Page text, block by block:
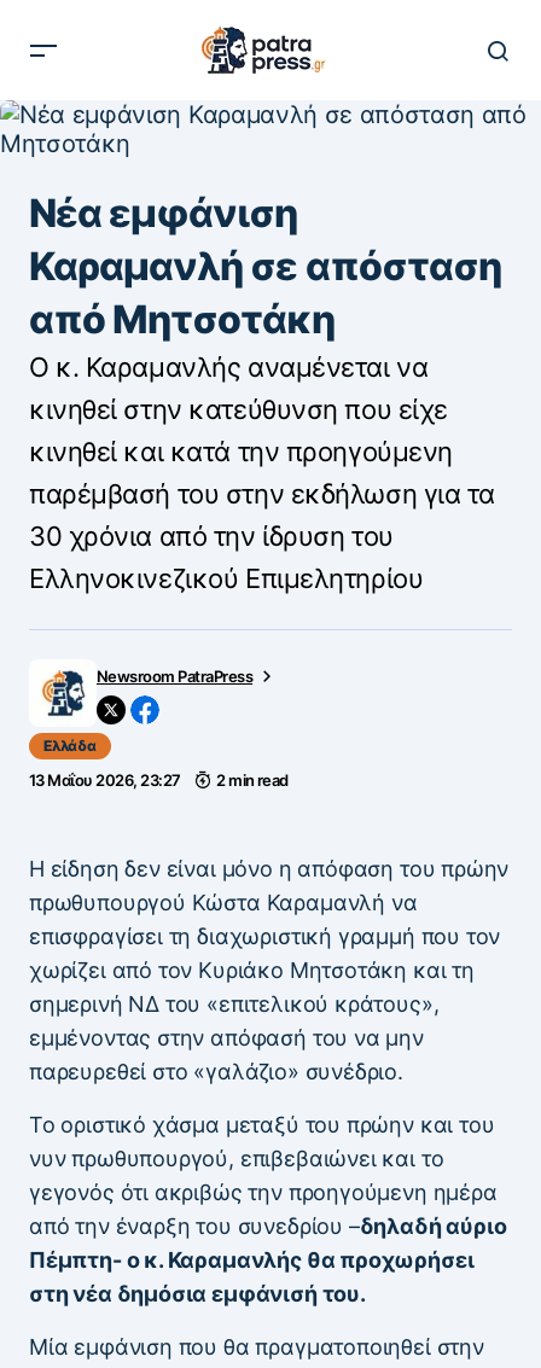
Νέα εμφάνιση
Καραμανλή σε απόσταση
από Μητσοτάκη
Ο κ. Καραμανλής αναμένεται να
κινηθεί στην κατεύθυνση που είχε
κινηθεί και κατά την προηγούμενη
παρέμβασή του στην εκδήλωση για τα
30 χρόνια από την ίδρυση του
Ελληνοκινεζικού Επιμελητηρίου
Newsroom PatraPress
Ελλάδα
13 Μαΐου 2026, 23:27 2 min read
Η είδηση δεν είναι μόνο η απόφαση του πρώην
πρωθυπουργού Κώστα Καραμανλή να
επισφραγίσει τη διαχωριστική γραμμή που τον
χωρίζει από τον Κυριάκο Μητσοτάκη και τη
σημερινή ΝΔ του «επιτελικού κράτους»,
εμμένοντας στην απόφασή του να μην
παρευρεθεί στο «γαλάζιο» συνέδριο.
Το οριστικό χάσμα μεταξύ του πρώην και του
νυν πρωθυπουργού, επιβεβαιώνει και το
γεγονός ότι ακριβώς την προηγούμενη ημέρα
από την έναρξη του συνεδρίου –δηλαδή αύριο
Πέμπτη- ο κ. Καραμανλής θα προχωρήσει
στη νέα δημόσια εμφάνισή του.
Μία εμφάνιση που θα πραγματοποιηθεί στην